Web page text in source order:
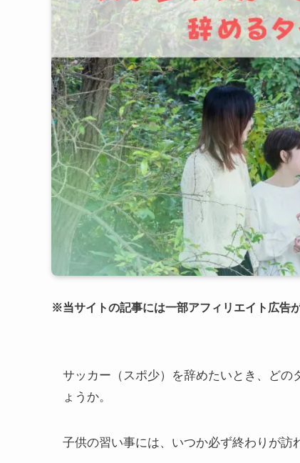
※当サイトの記事には一部アフィリエイト広告
サッカー（スポ少）を辞めたいとき、ど
ょうか。
子供の習い事には、いつか必ず終わりが訪